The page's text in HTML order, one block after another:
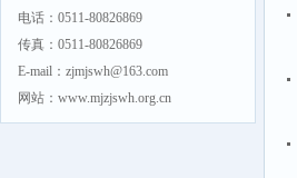
电话：0511-80826869
传真：0511-80826869
E-mail：zjmjswh@163.com
网站：www.mjzjswh.org.cn